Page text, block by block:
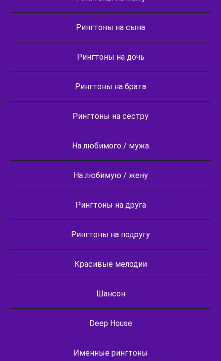
Рингтоны на сына
Рингтоны на дочь
Рингтоны на брата
Рингтоны на сестру
На любимого / мужа
На любимую / жену
Рингтоны на друга
Рингтоны на подругу
Красивые мелодии
Шансон
Deep House
Именные рингтоны